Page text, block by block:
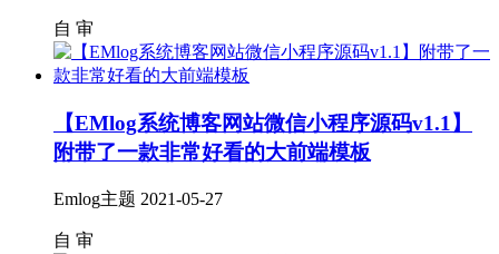
自 审
【EMlog系统博客网站微信小程序源码v1.1】
附带了一款非常好看的大前端模板
Emlog主题 2021-05-27
自 审